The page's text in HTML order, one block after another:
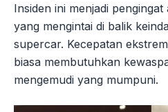
Insiden ini menjadi
yang mengintai di balik
supercar. Kecepatan
biasa membutuhkan
mengemudi yang mumpuni.